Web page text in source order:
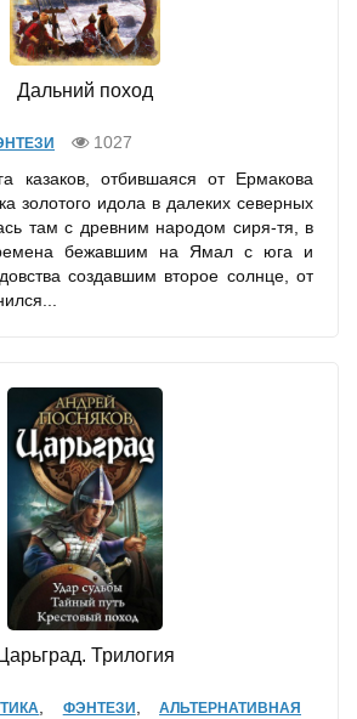
Дальний поход
1027
казаков, отбившаяся от Ермакова
золотого идола в далеких северных
там с древним народом сиря-тя, в
бежавшим на Ямал с юга и
создавшим второе солнце, от
Царьград. Трилогия
ФЭНТЕЗИ ,АЛЬТЕРНАТИВНАЯ